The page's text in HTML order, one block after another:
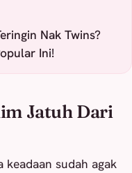
Nak Twins?
Ini!
Jatuh Dari
keadaan sudah agak